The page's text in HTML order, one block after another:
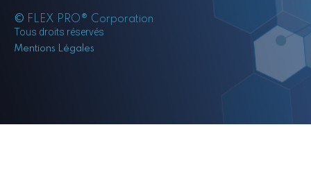
© FLEX PRO® Corporation
Tous droits réservés
Mentions Légales